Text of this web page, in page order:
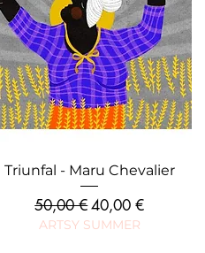
Aperçu rapide
Triunfal - Maru Chevalier
Prix original
50,00 €Prix promotionnel
40,00 €
ARTSY SUMMER